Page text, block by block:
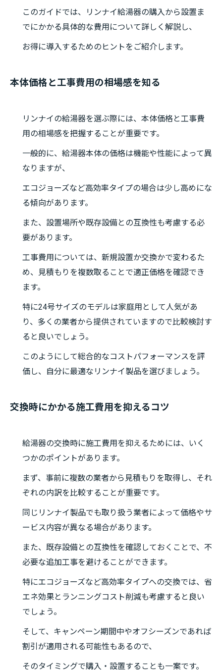
このガイドでは、リンナイ給湯器の購入から設置ま
でにかかる具体的な費用について詳しく解説し、
お得に導入するためのヒントをご紹介します。
本体価格と工事費用の相場感を知る
リンナイの給湯器を選ぶ際には、本体価格と工事費
用の相場感を把握することが重要です。
一般的に、給湯器本体の価格は機能や性能によって異
なりますが、
エコジョーズなど高効率タイプの場合は少し高めにな
る傾向があります。
また、設置場所や既存設備との互換性も考慮する必
要があります。
工事費用については、新規設置か交換かで変わるた
め、見積もりを複数取ることで適正価格を確認でき
ます。
特に24号サイズのモデルは家庭用として人気があ
り、多くの業者から提供されていますので比較検討す
ると良いでしょう。
このようにして総合的なコストパフォーマンスを評
価し、自分に最適なリンナイ製品を選びましょう。
交換時にかかる施工費用を抑えるコツ
給湯器の交換時に施工費用を抑えるためには、いく
つかのポイントがあります。
まず、事前に複数の業者から見積もりを取得し、それ
ぞれの内訳を比較することが重要です。
同じリンナイ製品でも取り扱う業者によって価格やサ
ービス内容が異なる場合があります。
また、既存設備との互換性を確認しておくことで、不
必要な追加工事を避けることができます。
特にエコジョーズなど高効率タイプへの交換では、省
エネ効果とランニングコスト削減も考慮すると良い
でしょう。
そして、キャンペーン期間中やオフシーズンであれば
割引が適用される可能性もあるので、
そのタイミングで購入・設置することも一案です。